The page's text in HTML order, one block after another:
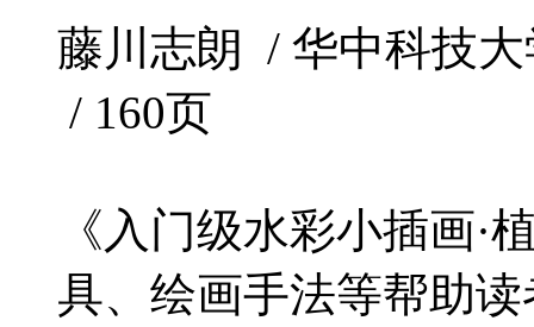
藤川志朗 / 华中科技
/ 160页
《入门级水彩小插画·
具、绘画手法等帮助